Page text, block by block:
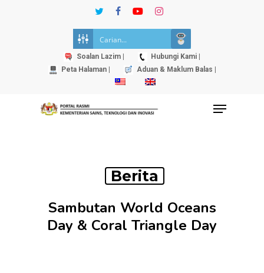
twitterfacebookyoutubeinstagram
Soalan Lazim |
Hubungi Kami |
Peta Halaman |
Aduan & Maklum Balas |
Menu
Berita
Sambutan World Oceans
Day & Coral Triangle Day